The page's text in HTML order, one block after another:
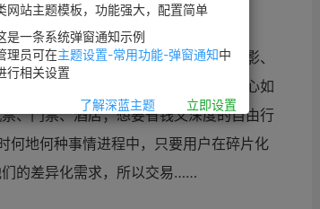
。
随时随地满足个人需求。吃饭、看电影、
打开淘宝、天猫、美丽说就能买到称心如
、门票、酒店；想要省钱又深度的自由行
地何种事情进程中，只要用户在碎片化
的差异化需求，所以交易……
网站主题模板，功能强大，配置简单
是一条系统弹窗通知示例
理员可在主题设置-常用功能-弹窗通知中
行相关设置
了解深蓝主题 立即设置